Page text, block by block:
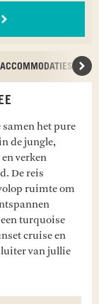
ACCOMMODATIES
het pure
de jungle,
verken
De reis
ruimte om
turquoise
cruise en
van jullie